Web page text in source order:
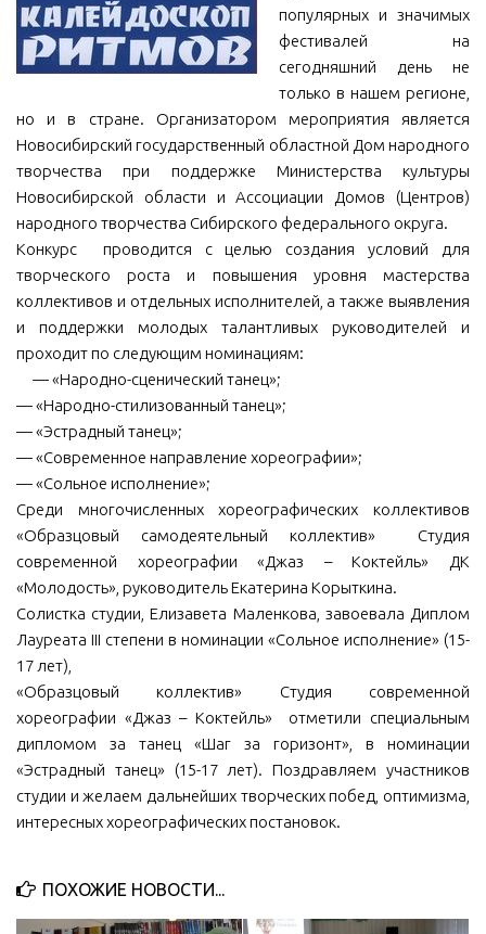
МБОУ ДО «Детская музыкальная школа»
МБУК «Искитимский городской историко-художественный
МБУ Парк культуры и отдыха им. И.В. Коротеева
МБУК «Централизованная библиотечная система»
ДК «Россия»
Афиша
Независимая оценка качества
Контакты
популярных и значимых
фестивалей на
сегодняшний день не
только в нашем регионе,
но и в стране. Организатором мероприятия является
Новосибирский государственный областной Дом народного
творчества при поддержке Министерства культуры
Новосибирской области и Ассоциации Домов (Центров)
народного творчества Сибирского федерального округа.
Конкурс проводится с целью создания условий для
творческого роста и повышения уровня мастерства
коллективов и отдельных исполнителей, а также выявления
и поддержки молодых талантливых руководителей и
проходит по следующим номинациям:
— «Народно-сценический танец»;
— «Народно-стилизованный танец»;
— «Эстрадный танец»;
— «Современное направление хореографии»;
— «Сольное исполнение»;
Среди многочисленных хореографических коллективов
«Образцовый самодеятельный коллектив» Студия
современной хореографии «Джаз – Коктейль» ДК
«Молодость», руководитель Екатерина Корыткина.
Солистка студии, Елизавета Маленкова, завоевала Диплом
Лауреата III степени в номинации «Сольное исполнение» (15-
17 лет),
«Образцовый коллектив» Студия современной
хореографии «Джаз – Коктейль» отметили специальным
дипломом за танец «Шаг за горизонт», в номинации
«Эстрадный танец» (15-17 лет). Поздравляем участников
студии и желаем дальнейших творческих побед, оптимизма,
интересных хореографических постановок.
ПОХОЖИЕ НОВОСТИ...